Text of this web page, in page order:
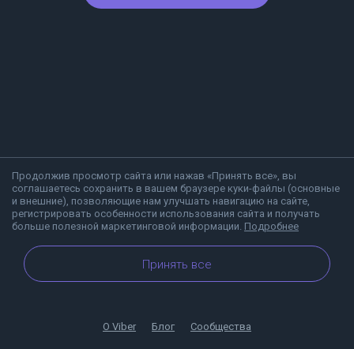
Продолжив просмотр сайта или нажав «Принять все», вы
соглашаетесь сохранить в вашем браузере куки-файлы (основные
и внешние), позволяющие нам улучшать навигацию на сайте,
регистрировать особенности использования сайта и получать
больше полезной маркетинговой информации. Подробнее
Принять все
О Viber Блог Сообщества